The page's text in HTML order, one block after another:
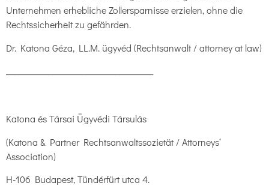
Unternehmen erhebliche Zollersparnisse erzielen, ohne die
Rechtssicherheit zu gefährden.
Dr. Katona Géza, LL.M. ügyvéd (Rechtsanwalt / attorney at law)
Katona és Társai Ügyvédi Társulás
(Katona & Partner Rechtsanwaltssozietät / Attorneys‘
Association)
H-106 Budapest, Tündérfürt utca 4.